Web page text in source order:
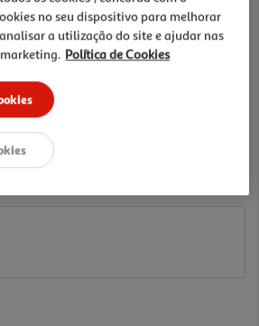
no seu dispositivo para melhorar
a utilização do site e ajudar nas
Política de Cookies